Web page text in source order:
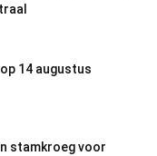
14 augustus
stamkroeg voor